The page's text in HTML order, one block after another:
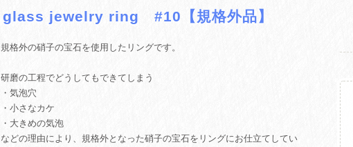
glass jewelry ring #10【規格外品】
規格外の硝子の宝石を使用したリングです。
研磨の工程でどうしてもできてしまう
・気泡穴
・小さなカケ
・大きめの気泡
などの理由により、規格外となった硝子の宝石をリングにお仕立てしてい